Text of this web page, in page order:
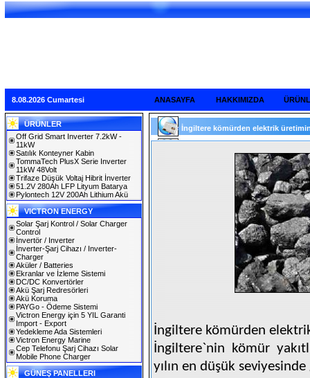
8.08.2026 Cumartesi ANASAYFA HAKKIMIZDA
ÜRÜNLER
Off Grid Smart Inverter 7.2kW -
11kW
Satılık Konteyner Kabin
TommaTech PlusX Serie Inverter
11kW 48Volt
Trifaze Düşük Voltaj Hibrit İnverter
51.2V 280Ah LFP Lityum Batarya
Pylontech 12V 200Ah Lithium Akü
VICTRON ENERGY
Solar Şarj Kontrol / Solar Charger
Control
İnvertör / Inverter
İnverter-Şarj Cihazı / Inverter-
Charger
Aküler / Batteries
Ekranlar ve İzleme Sistemi
DC/DC Konvertörler
Akü Şarj Redresörleri
Akü Koruma
PAYGo - Ödeme Sistemi
Victron Energy için 5 YIL Garanti
Import - Export
Yedekleme Ada Sistemleri
Victron Energy Marine
Cep Telefonu Şarj Cihazı Solar
Mobile Phone Charger
GÜNEŞ PANELLERI
İngiltere kömürden elektrik
İngiltere kömürden
İngiltere`nin kömür
yılın en düşük